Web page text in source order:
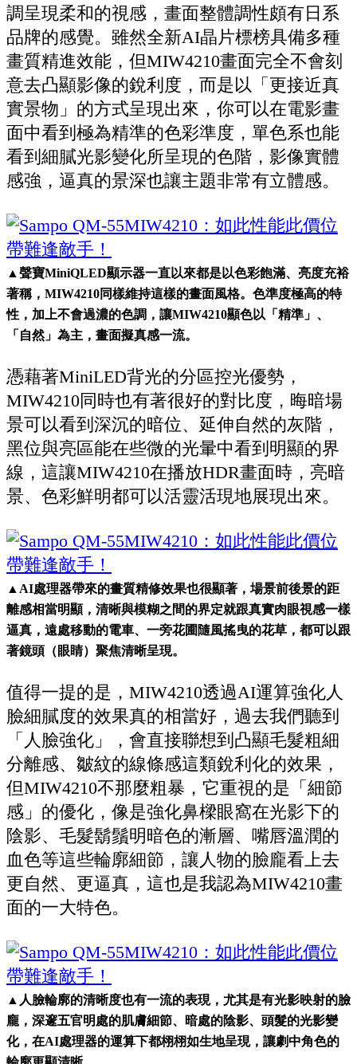
調呈現柔和的視感，畫面整體調性頗有日系
品牌的感覺。雖然全新AI晶片標榜具備多種
畫質精進效能，但MIW4210畫面完全不會刻
意去凸顯影像的銳利度，而是以「更接近真
實景物」的方式呈現出來，你可以在電影畫
面中看到極為精準的色彩準度，單色系也能
看到細膩光影變化所呈現的色階，影像實體
感強，逼真的景深也讓主題非常有立體感。
▲聲寶MiniQLED顯示器一直以來都是以色彩飽滿、亮度充裕
著稱，MIW4210同樣維持這樣的畫面風格。色準度極高的特
性，加上不會過濃的色調，讓MIW4210顯色以「精準」、
「自然」為主，畫面擬真感一流。
憑藉著MiniLED背光的分區控光優勢，
MIW4210同時也有著很好的對比度，晦暗場
景可以看到深沉的暗位、延伸自然的灰階，
黑位與亮區能在些微的光暈中看到明顯的界
線，這讓MIW4210在播放HDR畫面時，亮暗
景、色彩鮮明都可以活靈活現地展現出來。
▲AI處理器帶來的畫質精修效果也很顯著，場景前後景的距
離感相當明顯，清晰與模糊之間的界定就跟真實肉眼視感一樣
逼真，遠處移動的電車、一旁花圃隨風搖曳的花草，都可以跟
著鏡頭（眼睛）聚焦清晰呈現。
值得一提的是，MIW4210透過AI運算強化人
臉細膩度的效果真的相當好，過去我們聽到
「人臉強化」，會直接聯想到凸顯毛髮粗細
分離感、皺紋的線條感這類銳利化的效果，
但MIW4210不那麼粗暴，它重視的是「細節
感」的優化，像是強化鼻樑眼窩在光影下的
陰影、毛髮鬍鬚明暗色的漸層、嘴唇溫潤的
血色等這些輪廓細節，讓人物的臉龐看上去
更自然、更逼真，這也是我認為MIW4210畫
面的一大特色。
▲人臉輪廓的清晰度也有一流的表現，尤其是有光影映射的臉
龐，深邃五官明處的肌膚細節、暗處的陰影、頭髮的光影變
化，在AI處理器的運算下都栩栩如生地呈現，讓劇中角色的